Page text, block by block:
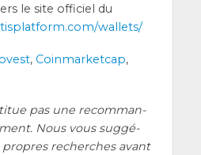
le site offi­ciel du
wallets/
, Coin­mar­ket­cap,
pas une recom­man­
Nous vous sug­gé­
recherches avant